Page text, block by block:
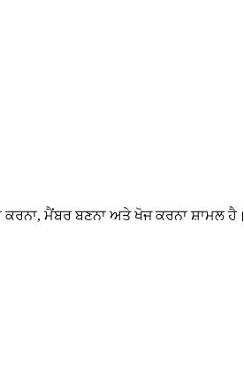
ਕਰਨਾ, ਮੈਂਬਰ ਬਣਨਾ ਅਤੇ ਖੋਜ ਕਰਨਾ ਸ਼ਾਮਲ ਹੈ।